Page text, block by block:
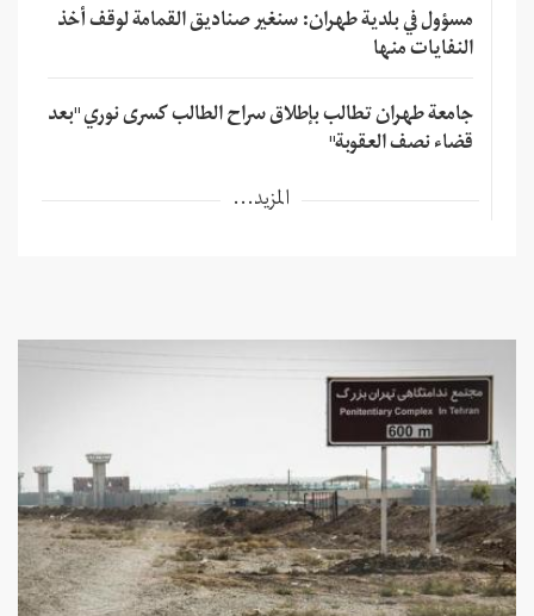
مسؤول في بلدية طهران: سنغير صناديق القمامة لوقف أخذ
النفايات منها
جامعة طهران تطالب بإطلاق سراح الطالب كسرى نوري "بعد
قضاء نصف العقوبة"
المزيد...